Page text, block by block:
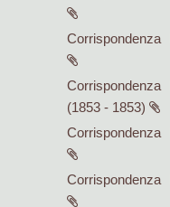
Corrispondenza
Corrispondenza
(1853 - 1853)
Corrispondenza
Corrispondenza